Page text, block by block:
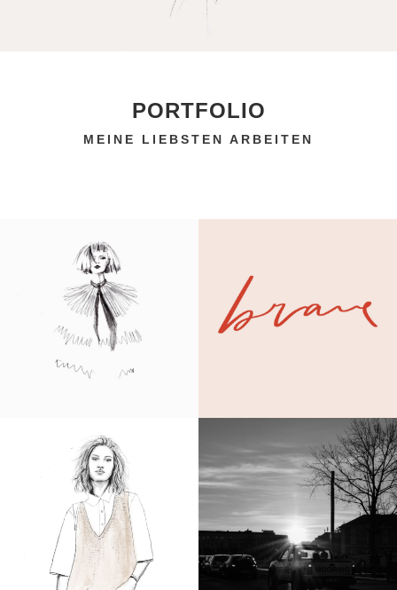
PORTFOLIO
MEINE LIEBSTEN ARBEITEN